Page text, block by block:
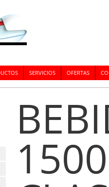
SERVICIOS OFERTAS